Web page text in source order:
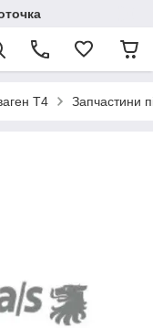
Т4 Запчастини